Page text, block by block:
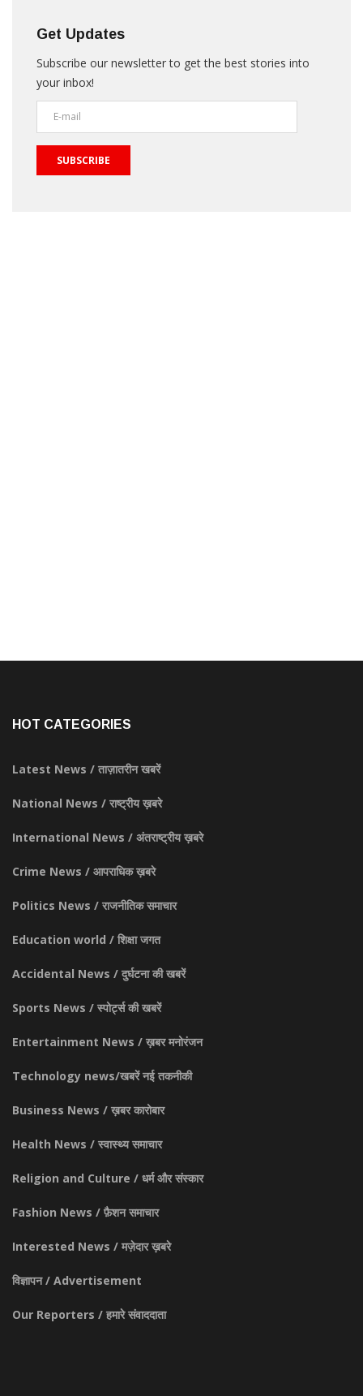
Get Updates
Subscribe our newsletter to get the best stories into
your inbox!
SUBSCRIBE
HOT CATEGORIES
Latest News / ताज़ातरीन खबरें
National News / राष्ट्रीय ख़बरे
International News / अंतराष्ट्रीय ख़बरे
Crime News / आपराधिक ख़बरे
Politics News / राजनीतिक समाचार
Education world / शिक्षा जगत
Accidental News / दुर्घटना की खबरें
Sports News / स्पोर्ट्स की खबरें
Entertainment News / ख़बर मनोरंजन
Technology news/खबरें नई तकनीकी
Business News / ख़बर कारोबार
Health News / स्वास्थ्य समाचार
Religion and Culture / धर्म और संस्कार
Fashion News / फ़ैशन समाचार
Interested News / मज़ेदार ख़बरे
विज्ञापन / Advertisement
Our Reporters / हमारे संवाददाता